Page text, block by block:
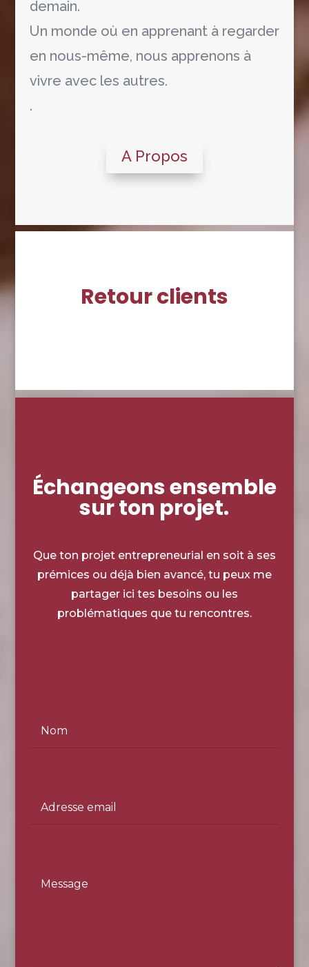
demain.
Un monde où en apprenant à regarder
en nous-même, nous apprenons à
vivre avec les autres.
.
A Propos
Retour clients
Échangeons ensemble
sur ton projet.
Que ton projet entrepreneurial en soit à ses
prémices ou déjà bien avancé, tu peux me
partager ici tes besoins ou les
problématiques que tu rencontres.